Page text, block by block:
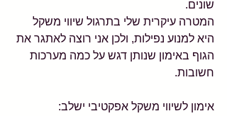
שונים.
המטרה עיקרית שלי בתרגול שיווי משקל
היא למנוע נפילות, ולכן אני רוצה לאתגר את
הגוף באימון שנותן דגש על כמה מערכות
חשובות.
אימון לשיווי משקל אפקטיבי ישלב: